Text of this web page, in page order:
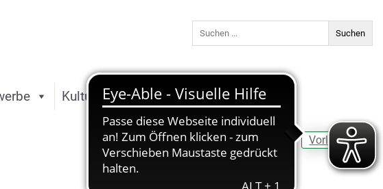
Kultur & Freizeit Bildung
Vorlesen